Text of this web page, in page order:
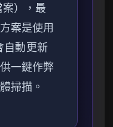
），最
案是使用
自動更新
一鍵作弊
掃描。